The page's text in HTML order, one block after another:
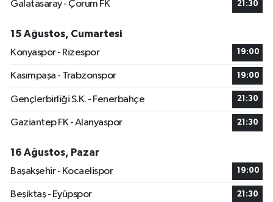
Galatasaray - Çorum FK
21:30
15 Ağustos, Cumartesi
Konyaspor - Rizespor
19:00
Kasımpaşa - Trabzonspor 19:00
Gençlerbirliği S.K. - Fenerbahçe 21:30
Gaziantep FK - Alanyaspor 21:30
16 Ağustos, Pazar
Başakşehir - Kocaelispor
19:00
Beşiktaş - Eyüpspor 21:30